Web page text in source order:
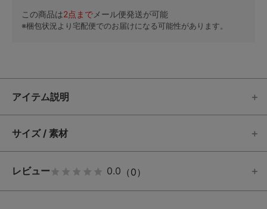
この商品は2点まで メール便発送が可能
※梱包状況より宅配便でのお届けになる可能性があります。
アイテム説明
サイズ / 素材
レビュー 0.0 （0）